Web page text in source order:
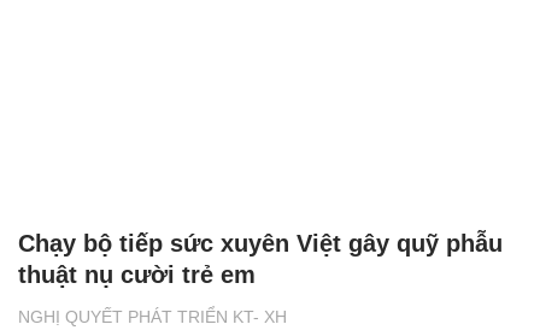
NGHỊ QUYẾT PHÁT TRIỂN KT- XH
Chạy bộ tiếp sức xuyên Việt gây quỹ phẫu
thuật nụ cười trẻ em